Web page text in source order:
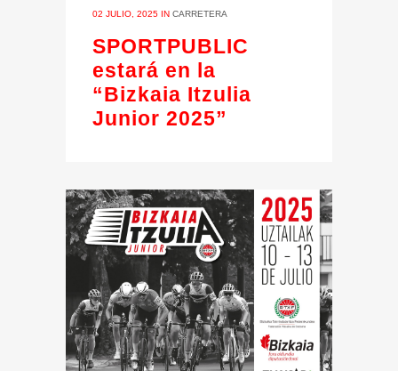
02 JULIO, 2025 IN CARRETERA
SPORTPUBLIC
estará en la
“Bizkaia Itzulia
Junior 2025”